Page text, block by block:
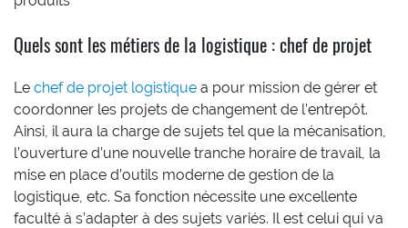
Quels sont les métiers de la logistique : chef de projet
Le chef de projet logistique a pour mission de gérer et
coordonner les projets de changement de l’entrepôt.
Ainsi, il aura la charge de sujets tel que la mécanisation,
l’ouverture d’une nouvelle tranche horaire de travail, la
mise en place d’outils moderne de gestion de la
logistique, etc. Sa fonction nécessite une excellente
faculté à s’adapter à des sujets variés. Il est celui qui va